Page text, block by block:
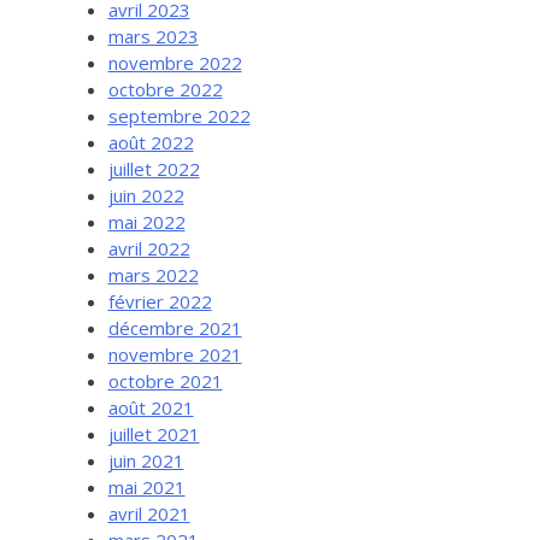
avril 2023
mars 2023
novembre 2022
octobre 2022
septembre 2022
août 2022
juillet 2022
juin 2022
mai 2022
avril 2022
mars 2022
février 2022
décembre 2021
novembre 2021
octobre 2021
août 2021
juillet 2021
juin 2021
mai 2021
avril 2021